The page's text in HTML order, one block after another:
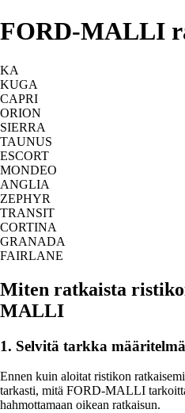
FORD-MALLI
KA
KUGA
CAPRI
ORION
SIERRA
TAUNUS
ESCORT
MONDEO
ANGLIA
ZEPHYR
TRANSIT
CORTINA
GRANADA
FAIRLANE
Miten ratkaista
MALLI
1. Selvitä tarkka määritelmä
Ennen kuin aloitat ristikon
tarkasti, mitä FORD-MALLI
hahmottamaan oikean ratkaisun.